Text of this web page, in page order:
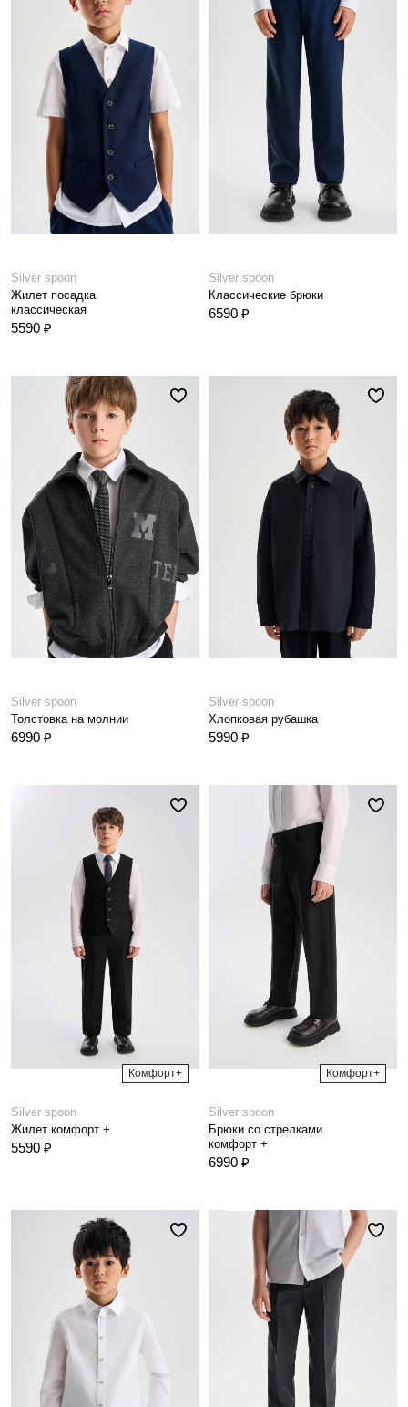
Silver spoon
Жилет посадка
классическая
5590 ₽
Silver spoon
Классические брюки
6590 ₽
Silver spoon
Толстовка на молнии
6990 ₽
Silver spoon
Хлопковая рубашка
5990 ₽
Комфорт+
Silver spoon
Жилет комфорт +
5590 ₽
Комфорт+
Silver spoon
Брюки со стрелками
комфорт +
6990 ₽